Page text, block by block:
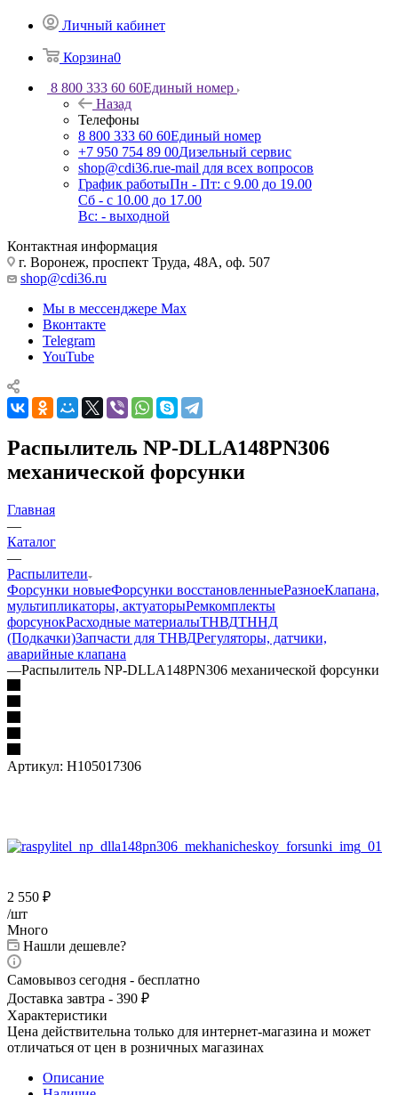
Личный кабинет
Корзина0
8 800 333 60 60Единый номер
Назад
Телефоны
8 800 333 60 60Единый номер
+7 950 754 89 00Дизельный сервис
shop@cdi36.rue-mail для всех вопросов
График работыПн - Пт: с 9.00 до 19.00
Сб - с 10.00 до 17.00
Вс: - выходной
Контактная информация
г. Воронеж, проспект Труда, 48А, оф. 507
shop@cdi36.ru
Мы в мессенджере Max
Вконтакте
Telegram
YouTube
Распылитель NP-DLLA148PN306
механической форсунки
Главная
—
Каталог
—
Распылители
Форсунки новыеФорсунки восстановленныеРазноеКлапана,
мультипликаторы, актуаторыРемкомплекты
форсунокРасходные материалыТНВДТННД
(Подкачки)Запчасти для ТНВДРегуляторы, датчики,
аварийные клапана
—Распылитель NP-DLLA148PN306 механической форсунки
Артикул: H105017306
2 550 ₽
/шт
Много
Нашли дешевле?
Самовывоз сегодня - бесплатно
Доставка завтра - 390 ₽
Характеристики
Цена действительна только для интернет-магазина и может
отличаться от цен в розничных магазинах
Описание